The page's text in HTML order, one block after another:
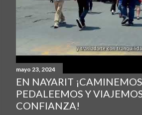
mayo 23, 2024
EN NAYARIT
PEDALEEMOS Y
CONFIANZA!